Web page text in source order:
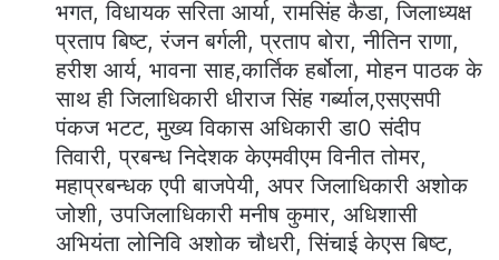
भगत, विधायक सरिता आर्या, रामसिंह कैडा, जिलाध्यक्ष
प्रताप बिष्ट, रंजन बर्गली, प्रताप बोरा, नीतिन राणा,
हरीश आर्य, भावना साह,कार्तिक हर्बोला, मोहन पाठक के
साथ ही जिलाधिकारी धीराज सिंह गर्ब्याल,एसएसपी
पंकज भटट, मुख्य विकास अधिकारी डा0 संदीप
तिवारी, प्रबन्ध निदेशक केएमवीएम विनीत तोमर,
महाप्रबन्धक एपी बाजपेयी, अपर जिलाधिकारी अशोक
जोशी, उपजिलाधिकारी मनीष कुमार, अधिशासी
अभियंता लोनिवि अशोक चौधरी, सिंचाई केएस बिष्ट,